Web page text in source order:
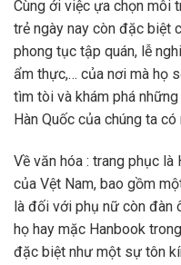
Cùng ới việc ựa chọn môi
trẻ ngày nay còn đặc biệt
phong tục tập quán, lễ
ẩm thực,… của nơi mà họ
tìm tòi và khám phá
Hàn Quốc của chúng ta
Về văn hóa : trang phục
của Vệt Nam, bao gồm
là đối với phụ nữ còn đàn
họ hay mặc Hanbook
đặc biệt như một sự tôn